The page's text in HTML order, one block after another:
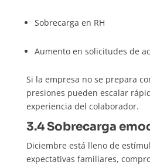
Sobrecarga en RH
Aumento en solicitudes de
Si la empresa no se prepara
presiones pueden escalar
experiencia del colaborador.
3.4 Sobrecarga
Diciembre está lleno de
expectativas familiares,